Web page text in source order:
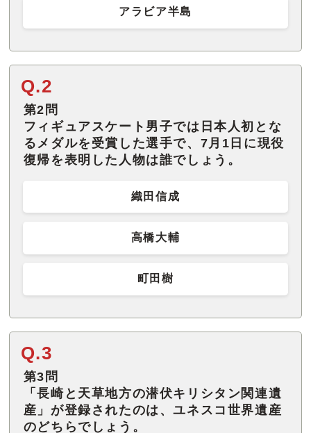
アラビア半島
Q.2
第2問
フィギュアスケート男子では日本人初とな
るメダルを受賞した選手で、7月1日に現役
復帰を表明した人物は誰でしょう。
織田信成
高橋大輔
町田樹
Q.3
第3問
「長崎と天草地方の潜伏キリシタン関連遺
産」が登録されたのは、ユネスコ世界遺産
のどちらでしょう。